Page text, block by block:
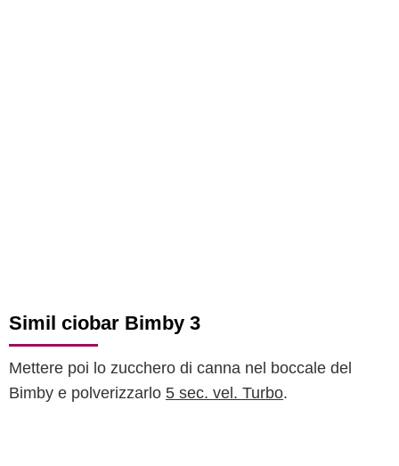
Simil ciobar Bimby 3
Mettere poi lo zucchero di canna nel boccale del
Bimby e polverizzarlo 5 sec. vel. Turbo.